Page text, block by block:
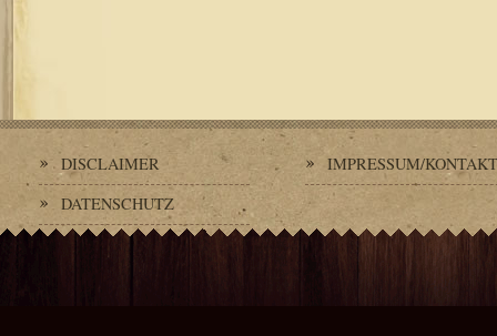
DISCLAIMER
DATENSCHUTZ
IMPRESSUM/KONTAKT